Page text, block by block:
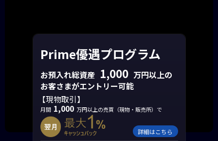
Prime優遇プログラム
お預入れ総資産 1,000 万円以上の
お客さまがエントリー可能
【現物取引】
月間 1,000 万円以上の売買（現物・販売所）で
詳細はこちら